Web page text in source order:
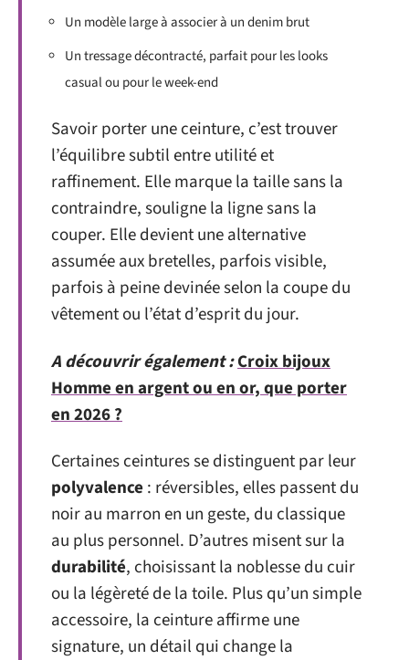
Un modèle large à associer à un denim brut
Un tressage décontracté, parfait pour les looks
casual ou pour le week-end
Savoir porter une ceinture, c’est trouver
l’équilibre subtil entre utilité et
raffinement. Elle marque la taille sans la
contraindre, souligne la ligne sans la
couper. Elle devient une alternative
assumée aux bretelles, parfois visible,
parfois à peine devinée selon la coupe du
vêtement ou l’état d’esprit du jour.
A découvrir également :Croix bijoux
Homme en argent ou en or, que porter
en 2026 ?
Certaines ceintures se distinguent par leur
polyvalence : réversibles, elles passent du
noir au marron en un geste, du classique
au plus personnel. D’autres misent sur la
durabilité, choisissant la noblesse du cuir
ou la légèreté de la toile. Plus qu’un simple
accessoire, la ceinture affirme une
signature, un détail qui change la